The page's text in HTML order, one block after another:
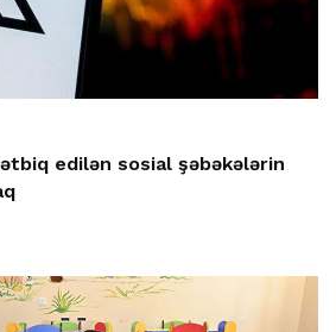
edilən sosial şəbəkələrin